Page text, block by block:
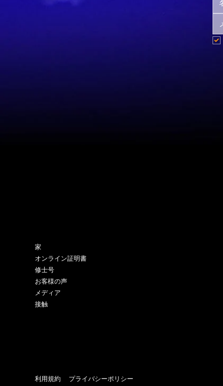
家
オンライン証明書
修士号
お客様の声
メディア
接触
利用規約 プライバシーポリシー